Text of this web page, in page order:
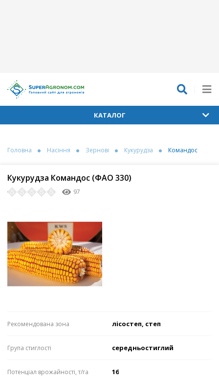
КАТАЛОГ
Головна Насіння Зернові Кукурудза Командос
Кукурудза Командос (ФАО 330)
97
Рекомендована зона лісостеп, степ
Група стиглості середньостиглий
Потенціал врожайності, т/га 16